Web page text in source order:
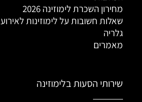
מחירון השכרת לימוזינה 2026
שאלות חשובות על לימוזינות לאירוע
גלריה
מאמרים
שירותי הסעות בלימוזינה